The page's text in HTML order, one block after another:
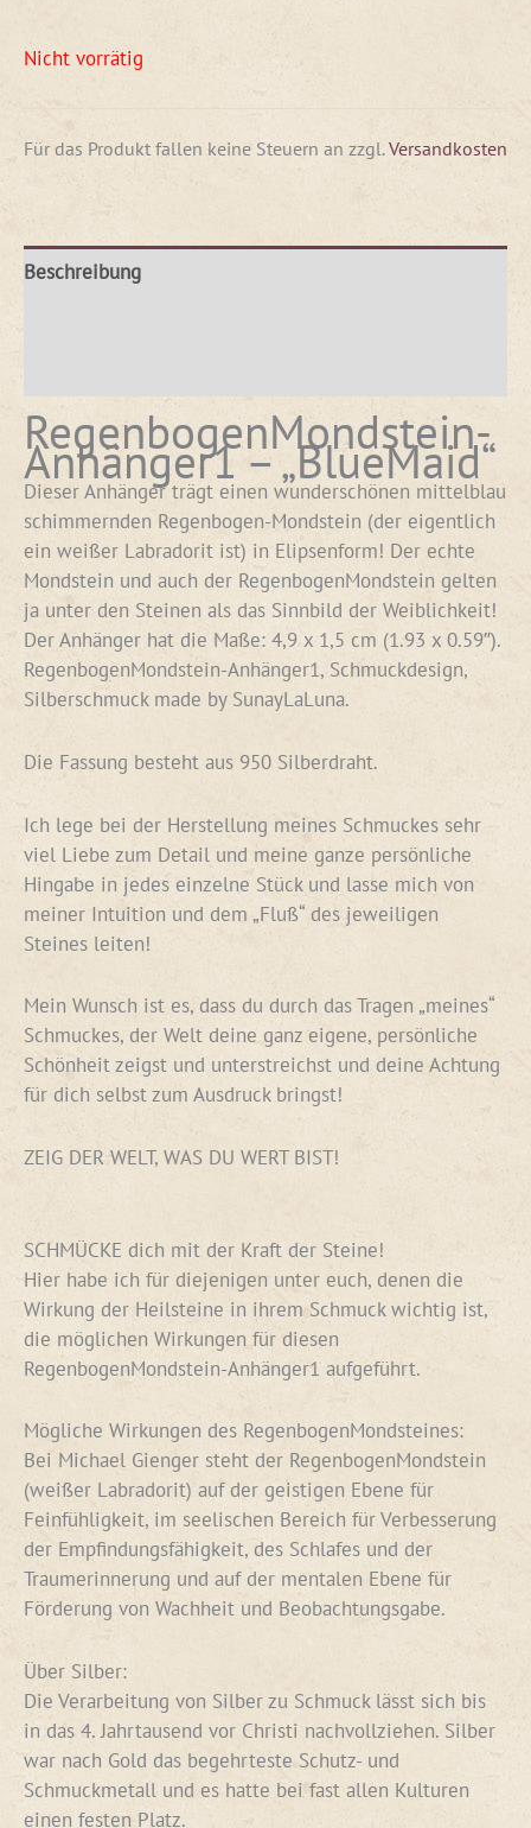
Nicht vorrätig
Für das Produkt fallen keine Steuern an zzgl.Versandkosten
Beschreibung
RegenbogenMondstein-
Anhänger1 – „BlueMaid“
Dieser Anhänger trägt einen wunderschönen mittelblau
schimmernden Regenbogen-Mondstein (der eigentlich
ein weißer Labradorit ist) in Elipsenform! Der echte
Mondstein und auch der RegenbogenMondstein gelten
ja unter den Steinen als das Sinnbild der Weiblichkeit!
Der Anhänger hat die Maße: 4,9 x 1,5 cm (1.93 x 0.59″).
RegenbogenMondstein-Anhänger1, Schmuckdesign,
Silberschmuck made by SunayLaLuna.
Die Fassung besteht aus 950 Silberdraht.
Ich lege bei der Herstellung meines Schmuckes sehr
viel Liebe zum Detail und meine ganze persönliche
Hingabe in jedes einzelne Stück und lasse mich von
meiner Intuition und dem „Fluß“ des jeweiligen
Steines leiten!
Mein Wunsch ist es, dass du durch das Tragen „meines“
Schmuckes, der Welt deine ganz eigene, persönliche
Schönheit zeigst und unterstreichst und deine Achtung
für dich selbst zum Ausdruck bringst!
ZEIG DER WELT, WAS DU WERT BIST!
SCHMÜCKE dich mit der Kraft der Steine!
Hier habe ich für diejenigen unter euch, denen die
Wirkung der Heilsteine in ihrem Schmuck wichtig ist,
die möglichen Wirkungen für diesen
RegenbogenMondstein-Anhänger1 aufgeführt.
Mögliche Wirkungen des RegenbogenMondsteines:
Bei Michael Gienger steht der RegenbogenMondstein
(weißer Labradorit) auf der geistigen Ebene für
Feinfühligkeit, im seelischen Bereich für Verbesserung
der Empfindungsfähigkeit, des Schlafes und der
Traumerinnerung und auf der mentalen Ebene für
Förderung von Wachheit und Beobachtungsgabe.
Über Silber:
Die Verarbeitung von Silber zu Schmuck lässt sich bis
in das 4. Jahrtausend vor Christi nachvollziehen. Silber
war nach Gold das begehrteste Schutz- und
Schmuckmetall und es hatte bei fast allen Kulturen
einen festen Platz.